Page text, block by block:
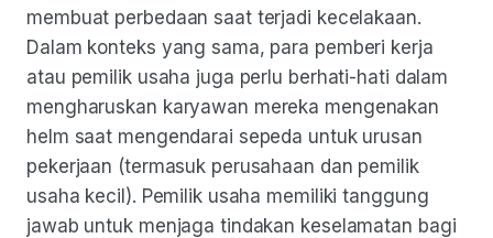
membuat perbedaan saat terjadi kecelakaan.
Dalam konteks yang sama, para pemberi kerja
atau pemilik usaha juga perlu berhati-hati dalam
mengharuskan karyawan mereka mengenakan
helm saat mengendarai sepeda untuk urusan
pekerjaan (termasuk perusahaan dan pemilik
usaha kecil). Pemilik usaha memiliki tanggung
jawab untuk menjaga tindakan keselamatan bagi